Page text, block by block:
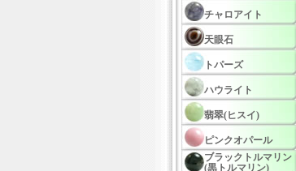
チャロアイト
天眼石
トパーズ
ハウライト
翡翠(ヒスイ)
ピンクオパール
ブラックトルマリン
(黒トルマリン)